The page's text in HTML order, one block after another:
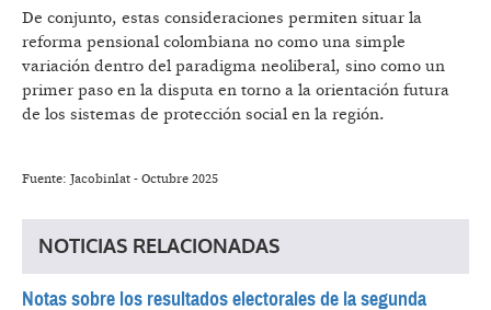
De conjunto, estas consideraciones permiten situar la
reforma pensional colombiana no como una simple
variación dentro del paradigma neoliberal, sino como un
primer paso en la disputa en torno a la orientación futura
de los sistemas de protección social en la región.
Fuente: Jacobinlat - Octubre 2025
NOTICIAS RELACIONADAS
Notas sobre los resultados electorales de la segunda